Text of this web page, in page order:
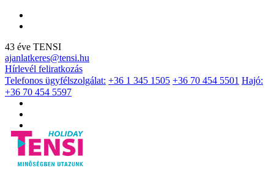
43 éve TENSI
ajanlatkeres@tensi.hu
Hírlevél feliratkozás
Telefonos ügyfélszolgálat: +36 1 345 1505 +36 70 454 5501 Hajó:
+36 70 454 5597